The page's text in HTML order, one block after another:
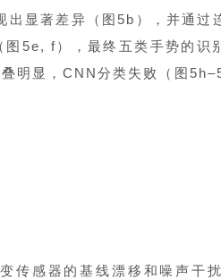
显著差异（图5b），并通过
5e, f），最终五类手势的识
明显，CNN分类失败（图
传感器的基线漂移和噪声干